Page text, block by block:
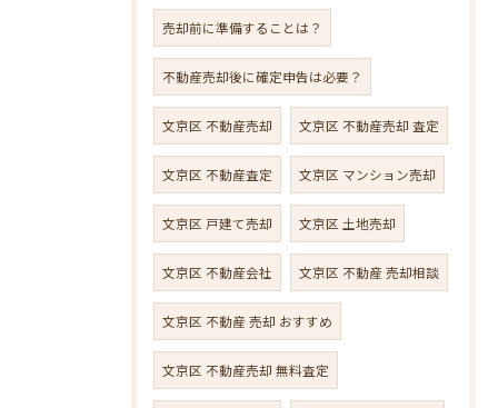
売却前に準備することは？
不動産売却後に確定申告は必要？
文京区 不動産売却 文京区 不動産売却 査定
文京区 不動産査定 文京区 マンション売却
文京区 戸建て売却 文京区 土地売却
文京区 不動産会社 文京区 不動産 売却相談
文京区 不動産 売却 おすすめ
文京区 不動産売却 無料査定